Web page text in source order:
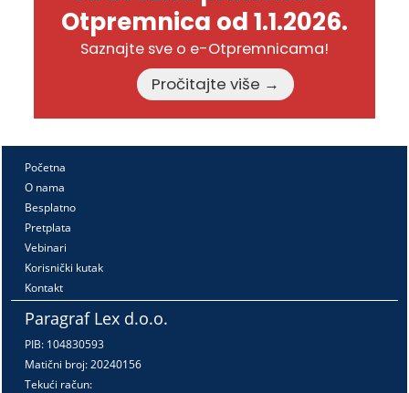
Otpremnica od 1.1.2026.
Saznajte sve o e-Otpremnicama!
Pročitajte više →
Početna
O nama
Besplatno
Pretplata
Vebinari
Korisnički kutak
Kontakt
Paragraf Lex d.o.o.
PIB: 104830593
Matični broj: 20240156
Tekući račun: